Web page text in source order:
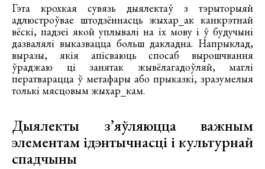
Гэта крохкая сувязь дыялектаў з тэрыторыяй
адлюстроўвае штодзённасць жыхар_ак канкрэтнай
вёскі, падзеі якой уплывалі на іх мову і ў будучыні
дазвалялі выказвацца больш дакладна. Напрыклад,
выразы, якія апісваюць спосаб вырошчвання
ўраджаю ці занятак жывёлагадоўляй, маглі
ператварацца ў метафары або прыказкі, зразумелыя
толькі мясцовым жыхар_кам.
Дыялекты з’яўляюцца важным
элементам ідэнтычнасці і культурнай
спадчыны